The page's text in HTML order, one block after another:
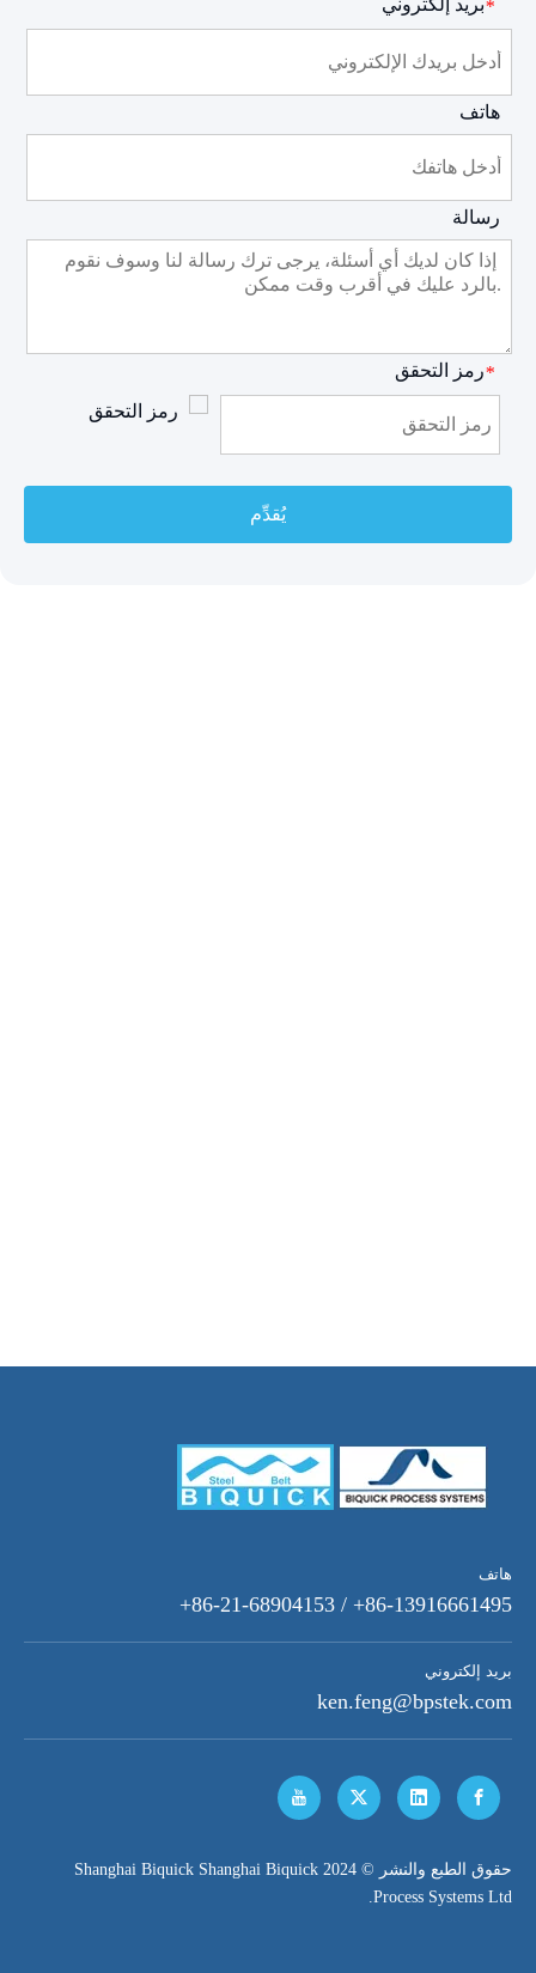
*بريد إلكتروني
هاتف
رسالة
*رمز التحقق
يُقدِّم
هاتف
86-13916661495+ / 86-21-68904153+
بريد إلكتروني
ken.feng@bpstek.com
​حقوق الطبع والنشر © 2024 Shanghai Biquick Shanghai Biquick
Process Systems Ltd.